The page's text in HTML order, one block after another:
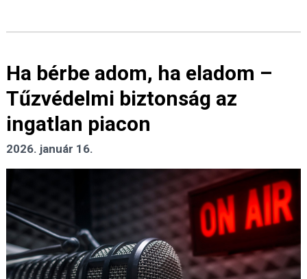
Ha bérbe adom, ha eladom –
Tűzvédelmi biztonság az
ingatlan piacon
2026. január 16.